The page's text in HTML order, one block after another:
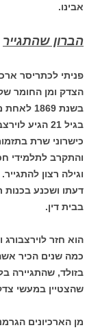
אבינו.
הברון שהתגייר
פניתי לכתריסר
הצדק ומן החומר
בשנת
בגיל 21
כישרוני שרת
והתקרב לתלמידי
וגילה רצון
דעתו ושכנע בכנות
בבית דין.
הוא חזר
בזולד, שהתגיירה
שהצטיין במעשי
מן הארכיונים